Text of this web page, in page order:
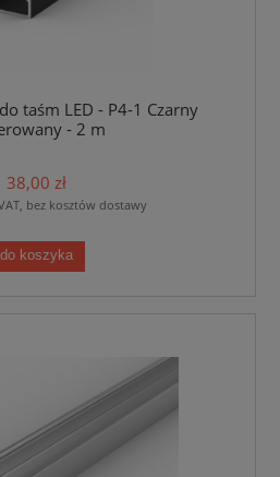
taśm LED - P4-1 Czarny
- 2 m
38,00 zł
bez kosztów dostawy
do koszyka